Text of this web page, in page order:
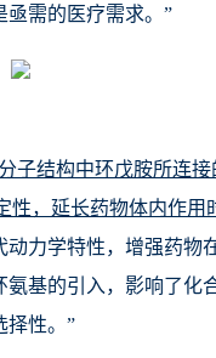
需的医疗需求。”
子结构中环戊胺所连
，延长药物体内作用
力学特性，增强药物
基的引入，影响了化
性。”